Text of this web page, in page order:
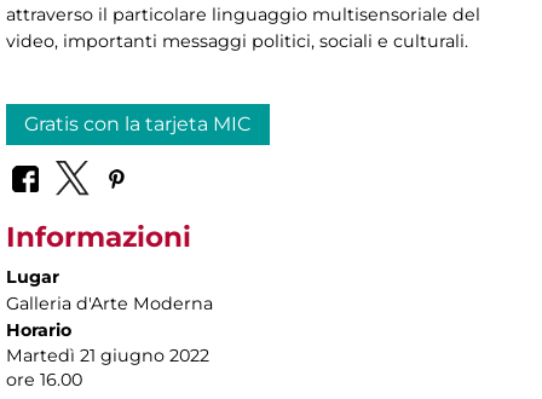
attraverso il particolare linguaggio multisensoriale del
video, importanti messaggi politici, sociali e culturali.
Gratis con la tarjeta MIC
Informazioni
Lugar
Galleria d'Arte Moderna
Horario
Martedì 21 giugno 2022
ore 16.00